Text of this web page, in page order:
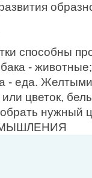
способны
-
- еда.
цветок,
нужный